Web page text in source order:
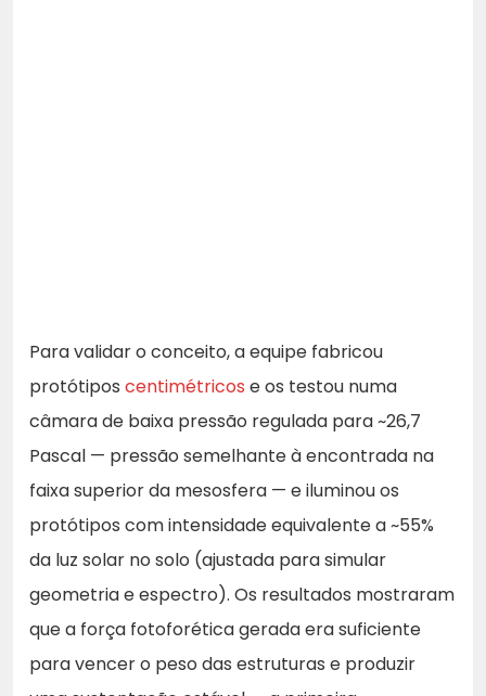
Para validar o conceito, a equipe fabricou
protótipos centimétricos e os testou numa
câmara de baixa pressão regulada para ~26,7
Pascal — pressão semelhante à encontrada na
faixa superior da mesosfera — e iluminou os
protótipos com intensidade equivalente a ~55%
da luz solar no solo (ajustada para simular
geometria e espectro). Os resultados mostraram
que a força fotoforética gerada era suficiente
para vencer o peso das estruturas e produzir